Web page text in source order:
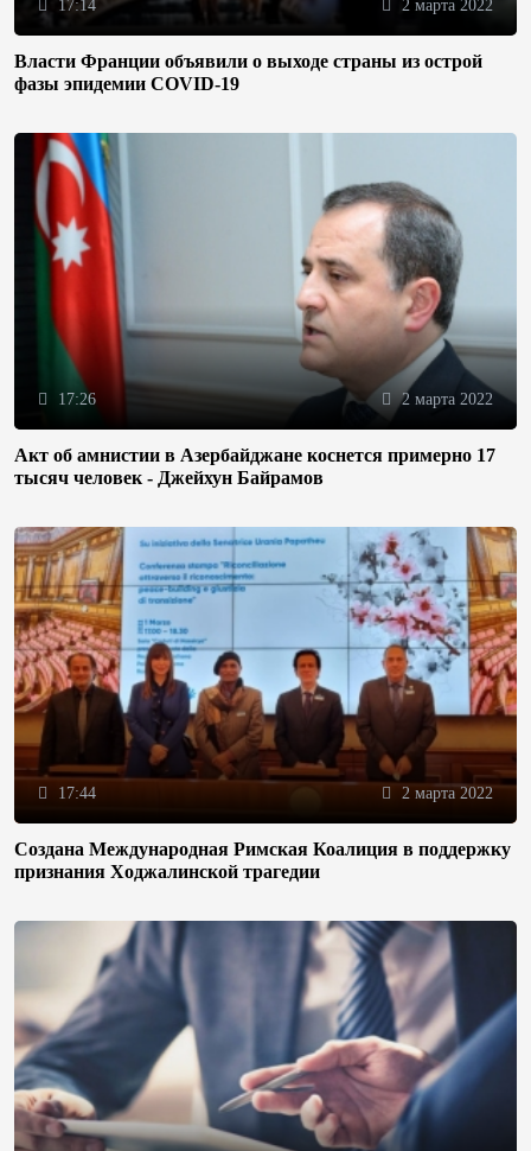
17:14 2 марта 2022
Власти Франции объявили о выходе страны из острой
фазы эпидемии COVID-19
17:26 2 марта 2022
Акт об амнистии в Азербайджане коснется примерно 17
тысяч человек - Джейхун Байрамов
17:44 2 марта 2022
Создана Международная Римская Коалиция в поддержку
признания Ходжалинской трагедии